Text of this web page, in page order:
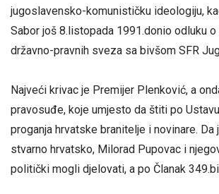
jugoslavensko-komunističku ideologiju,
Sabor još 8.listopada 1991.donio odluku
državno-pravnih sveza sa bivšom SFR
Najveći krivac je Premijer Plenković, a
pravosuđe, koje umjesto da štiti po
proganja hrvatske branitelje i novinare.
stvarno hrvatsko, Milorad Pupovac i
politički mogli djelovati, a po Članak